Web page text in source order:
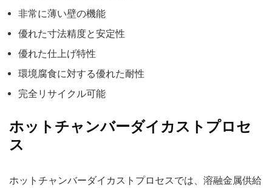
非常に薄い壁の機能
優れた寸法精度と安定性
優れた仕上げ特性
環境腐食に対する優れた耐性
完全リサイクル可能
ホットチャンバーダイカストプロセ
ス
ホットチャンバーダイカストプロセスでは、溶融金属供給